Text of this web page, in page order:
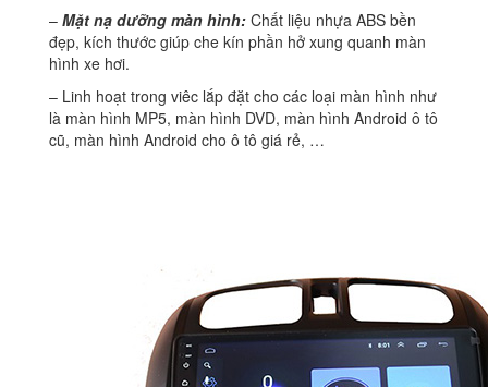
– Mặt nạ dưỡng màn hình: Chất liệu nhựa ABS bền
đẹp, kích thước giúp che kín phần hở xung quanh màn
hình xe hơi.
– Linh hoạt trong viêc lắp đặt cho các loại màn hình như
là màn hình MP5, màn hình DVD, màn hình Android ô tô
cũ, màn hình Android cho ô tô giá rẻ, …